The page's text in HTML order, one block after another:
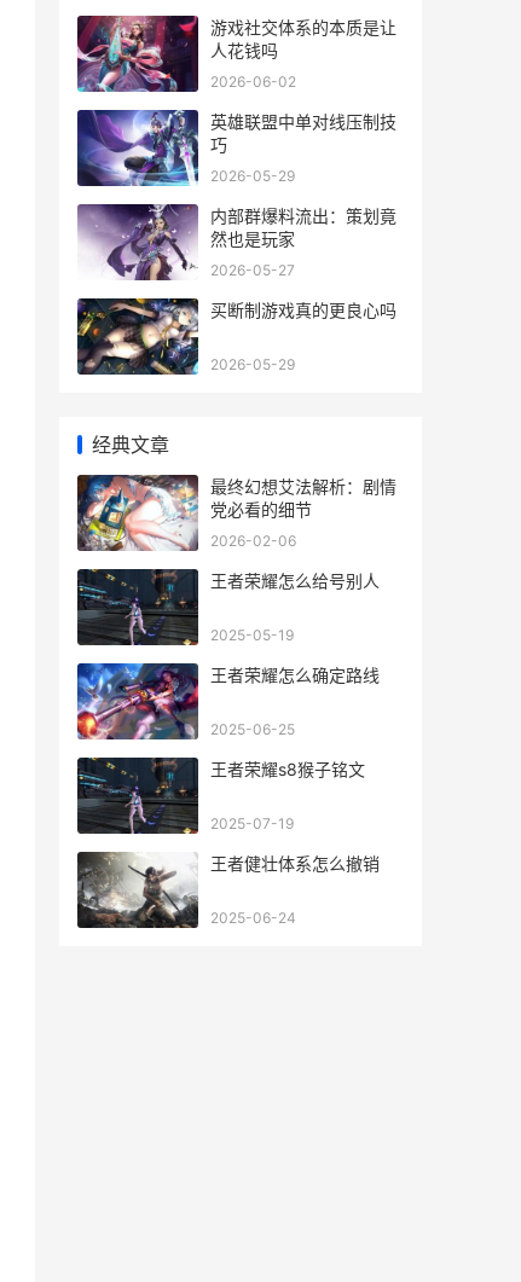
游戏社交体系的本质是让
人花钱吗
2026-06-02
英雄联盟中单对线压制技
巧
2026-05-29
内部群爆料流出：策划竟
然也是玩家
2026-05-27
买断制游戏真的更良心吗
2026-05-29
经典文章
最终幻想艾法解析：剧情
党必看的细节
2026-02-06
王者荣耀怎么给号别人
2025-05-19
王者荣耀怎么确定路线
2025-06-25
王者荣耀s8猴子铭文
2025-07-19
王者健壮体系怎么撤销
2025-06-24